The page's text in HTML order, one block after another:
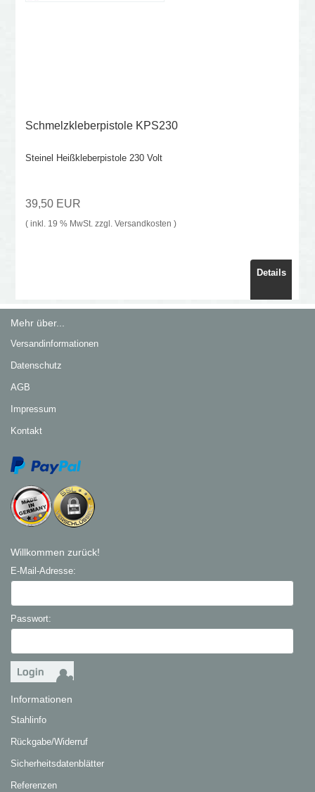
Schmelzkleberpistole KPS230
Steinel Heißkleberpistole 230 Volt
39,50 EUR
( inkl. 19 % MwSt. zzgl. Versandkosten )
Details
Mehr über...
Versandinformationen
Datenschutz
AGB
Impressum
Kontakt
Willkommen zurück!
E-Mail-Adresse:
Passwort:
Informationen
Stahlinfo
Rückgabe/Widerruf
Sicherheitsdatenblätter
Referenzen